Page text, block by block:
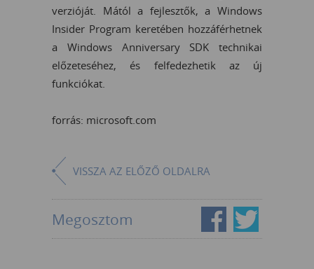
verzióját. Mától a fejlesztők, a Windows
Insider Program keretében hozzáférhetnek
a Windows Anniversary SDK technikai
előzeteséhez, és felfedezhetik az új
funkciókat.
forrás: microsoft.com
VISSZA AZ ELŐZŐ OLDALRA
Megosztom